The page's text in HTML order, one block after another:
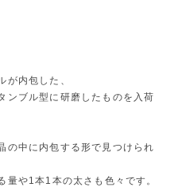
が内包した、
ンブル型に研磨したものを入荷
の中に内包する形で見つけられ
量や1本1本の太さも色々です。